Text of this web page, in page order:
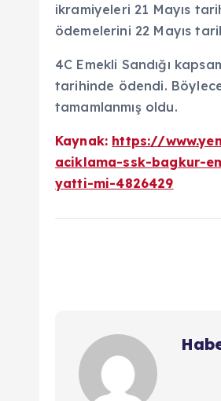
ikramiyeleri 21 Mayıs
ödemelerini 22 Mayıs
4C Emekli Sandığı
tarihinde ödendi.
tamamlanmış oldu.
Kaynak: https://
aciklama-ssk-bagkur-
yatti-mi-4826429